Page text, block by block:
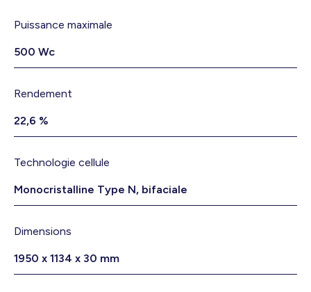
Puissance maximale
500 Wc
Rendement
22,6 %
Technologie cellule
Monocristalline Type N, bifaciale
Dimensions
1950 x 1134 x 30 mm